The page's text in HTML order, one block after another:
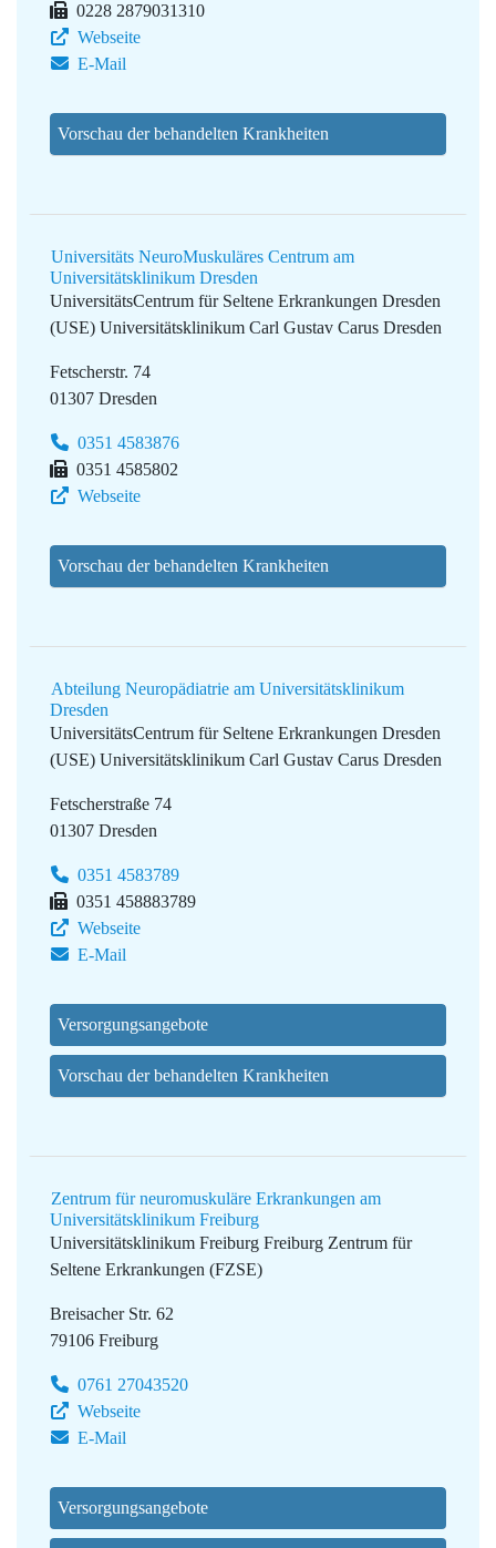
0228 2879031310
Webseite
E-Mail
Vorschau der behandelten Krankheiten
Universitäts NeuroMuskuläres Centrum am
Universitätsklinikum Dresden
UniversitätsCentrum für Seltene Erkrankungen Dresden
(USE) Universitätsklinikum Carl Gustav Carus Dresden
Fetscherstr. 74
01307 Dresden
0351 4583876
0351 4585802
Webseite
Vorschau der behandelten Krankheiten
Abteilung Neuropädiatrie am Universitätsklinikum
Dresden
UniversitätsCentrum für Seltene Erkrankungen Dresden
(USE) Universitätsklinikum Carl Gustav Carus Dresden
Fetscherstraße 74
01307 Dresden
0351 4583789
0351 458883789
Webseite
E-Mail
Versorgungsangebote
Vorschau der behandelten Krankheiten
Zentrum für neuromuskuläre Erkrankungen am
Universitätsklinikum Freiburg
Universitätsklinikum Freiburg Freiburg Zentrum für
Seltene Erkrankungen (FZSE)
Breisacher Str. 62
79106 Freiburg
0761 27043520
Webseite
E-Mail
Versorgungsangebote